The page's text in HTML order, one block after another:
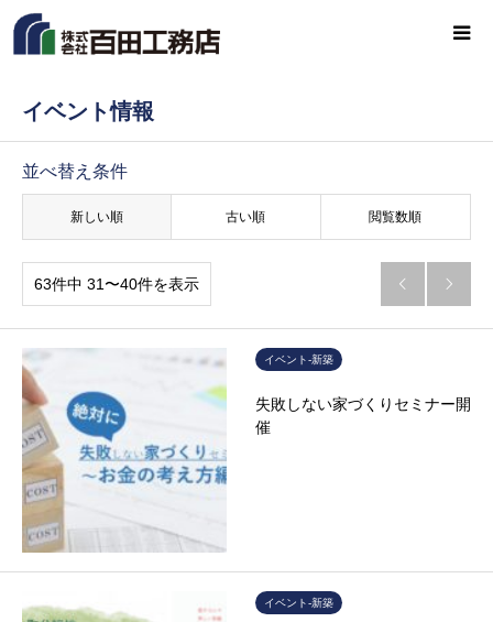
イベント情報
並べ替え条件
新しい順 古い順 閲覧数順
63件中 31〜40件を表示  
イベント-新築
失敗しない家づくりセミナー開
催
イベント-新築